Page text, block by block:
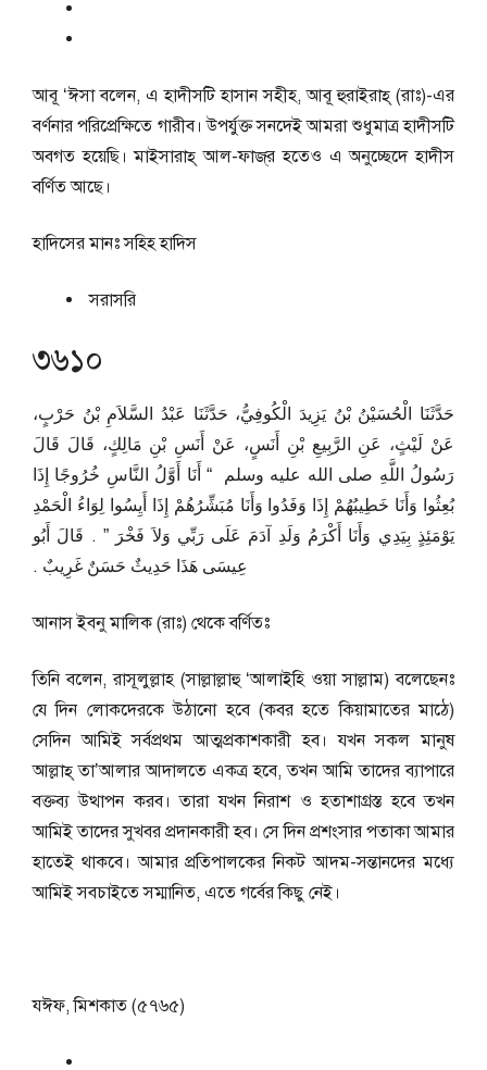
আবূ ‘ঈসা বলেন, এ হাদীসটি হাসান সহীহ, আবূ হুরাইরাহ্‌ (রাঃ)-এর
বর্ণনার পরিপ্রেক্ষিতে গারীব। উপর্যুক্ত সনদেই আমরা শুধুমাত্র হাদীসটি
অবগত হয়েছি। মাইসারাহ্‌ আল-ফাজ্‌র হতেও এ অনুচ্ছেদে হাদীস
বর্ণিত আছে।
হাদিসের মানঃসহিহ হাদিস
সরাসরি
৩৬১০
حَدَّثَنَا الْحُسَيْنُ بْنُ يَزِيدَ الْكُوفِيُّ، حَدَّثَنَا عَبْدُ السَّلاَمِ بْنُ حَرْبٍ،
عَنْ لَيْثٍ، عَنِ الرَّبِيعِ بْنِ أَنَسٍ، عَنْ أَنَسِ بْنِ مَالِكٍ، قَالَ قَالَ
رَسُولُ اللَّهِ صلى الله عليه وسلم ‏ “‏ أَنَا أَوَّلُ النَّاسِ خُرُوجًا إِذَا
بُعِثُوا وَأَنَا خَطِيبُهُمْ إِذَا وَفَدُوا وَأَنَا مُبَشِّرُهُمْ إِذَا أَيِسُوا لِوَاءُ الْحَمْدِ
يَوْمَئِذٍ بِيَدِي وَأَنَا أَكْرَمُ وَلَدِ آدَمَ عَلَى رَبِّي وَلاَ فَخْرَ ‏”‏ ‏.‏ قَالَ أَبُو
عِيسَى هَذَا حَدِيثٌ حَسَنٌ غَرِيبٌ ‏.‏
আনাস ইবনু মালিক (রাঃ) থেকে বর্ণিতঃ
তিনি বলেন, রাসূলুল্লাহ (সাল্লাল্লাহু ‘আলাইহি ওয়া সাল্লাম) বলেছেনঃ
যে দিন লোকদেরকে উঠানো হবে (কবর হতে কিয়ামাতের মাঠে)
সেদিন আমিই সর্বপ্রথম আত্মপ্রকাশকারী হব। যখন সকল মানুষ
আল্লাহ্ তা’আলার আদালতে একত্র হবে, তখন আমি তাদের ব্যাপারে
বক্তব্য উত্থাপন করব। তারা যখন নিরাশ ও হতাশাগ্রস্ত হবে তখন
আমিই তাদের সুখবর প্রদানকারী হব। সে দিন প্রশংসার পতাকা আমার
হাতেই থাকবে। আমার প্রতিপালকের নিকট আদম-সন্তানদের মধ্যে
আমিই সবচাইতে সম্মানিত, এতে গর্বের কিছু নেই।
যঈফ, মিশকাত (৫৭৬৫)